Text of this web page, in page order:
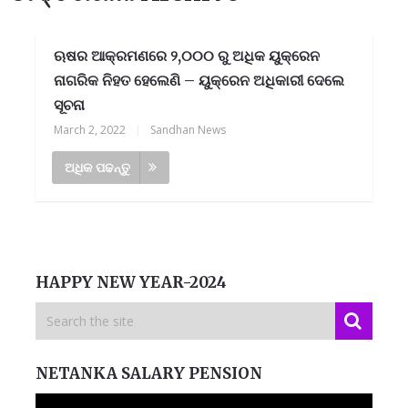
ଋଷର ଆକ୍ରମଣରେ ୨,୦୦୦ ରୁ ଅଧିକ ୟୁକ୍ରେନ
ନାଗରିକ ନିହତ ହେଲେଣି – ୟୁକ୍ରେନ ଅଧିକାରୀ ଦେଲେ
ସୂଚନା
March 2, 2022 Sandhan News
ଅଧିକ ପଢନ୍ତୁ
HAPPY NEW YEAR-2024
NETANKA SALARY PENSION